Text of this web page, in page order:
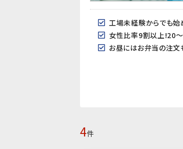
工場未経験からでも
女性比率9割以上!20
お昼にはお弁当の注文
4件